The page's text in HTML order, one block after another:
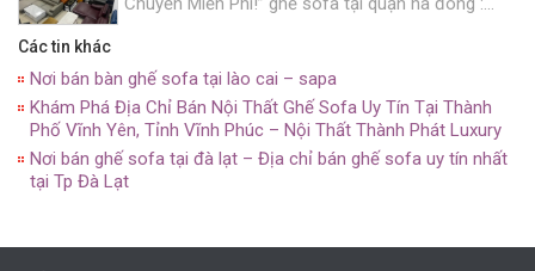
lượng? Hãy đến với Sofa Hà […]
Các tin khác
Nơi bán bàn ghế sofa tại lào cai – sapa
Khám Phá Địa Chỉ Bán Nội Thất Ghế Sofa Uy Tín Tại Thành
Phố Vĩnh Yên, Tỉnh Vĩnh Phúc – Nội Thất Thành Phát Luxury
Nơi bán ghế sofa tại đà lạt – Địa chỉ bán ghế sofa uy tín nhất
tại Tp Đà Lạt